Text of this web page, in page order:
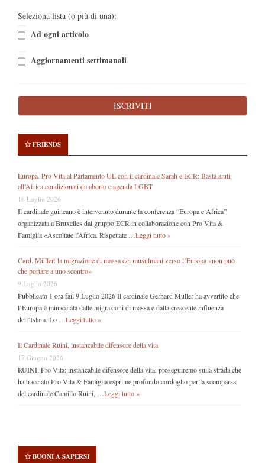
Seleziona lista (o più di una):
Ad ogni articolo
Aggiornamenti settimanali
FRIENDS
Europa. Pro Vita al Parlamento UE con il cardinale Sarah e ECR: Basta aiuti
all’Africa condizionati da aborto e agenda LGBT
16 Luglio 2026
Il cardinale guineano è intervenuto durante la conferenza “Europa e Africa”
organizzata a Bruxelles dal gruppo ECR in collaborazione con Pro Vita &
Famiglia «Ascoltate l’Africa. Rispettate … Leggi tutto »
Card. Müller: la migrazione di massa dei musulmani verso l’Europa «non può
che portare a uno scontro»
9 Luglio 2026
Pubblicato 1 ora fail 9 Luglio 2026 Il cardinale Gerhard Müller ha avvertito che
l’Europa è minacciata dalle migrazioni di massa e dalla crescente influenza
dell’Islam. Lo … Leggi tutto »
Il Cardinale Ruini, instancabile difensore della vita
17 Giugno 2026
RUINI. Pro Vita: instancabile difensore della vita, proseguiremo sulla strada che
ha tracciato Pro Vita & Famiglia esprime profondo cordoglio per la scomparsa
del cardinale Camillo Ruini, … Leggi tutto »
BUONI A SAPERSI